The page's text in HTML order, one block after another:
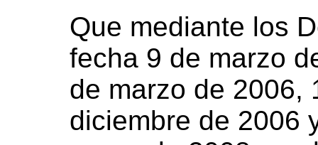
Que mediante los
fecha 9 de marzo
de marzo de 2006,
diciembre de 2006